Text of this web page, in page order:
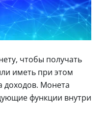
чтобы получать
иметь при этом
доходов. Монета
функции внутри